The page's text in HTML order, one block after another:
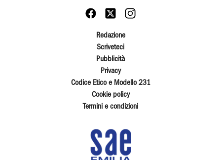
Redazione
Scriveteci
Pubblicità
Privacy
Codice Etico e Modello 231
Cookie policy
Termini e condizioni